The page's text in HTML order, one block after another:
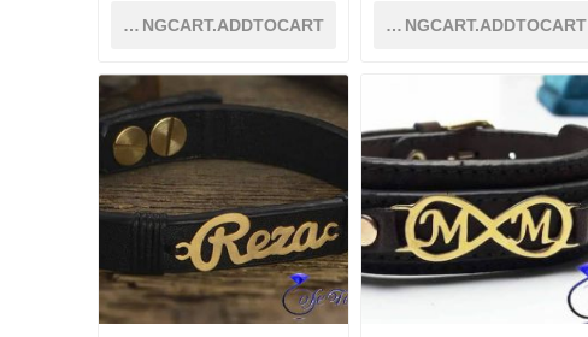
SHOPPINGCART.ADDTOCART
SHOPPINGCART.ADDTOCART